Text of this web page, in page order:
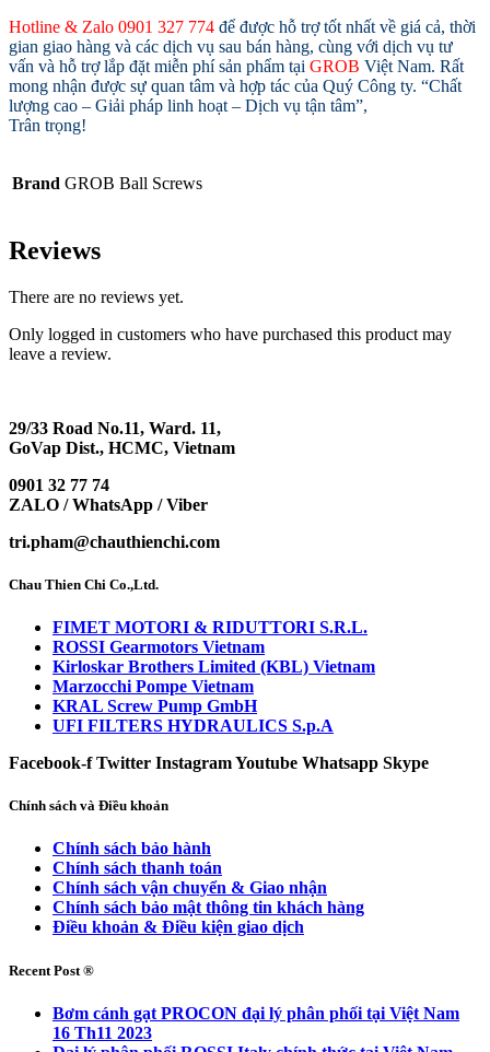
Hotline & Zalo 0901 327 774 để được hỗ trợ tốt nhất về giá cả, thời
gian giao hàng và các dịch vụ sau bán hàng, cùng với dịch vụ tư
vấn và hỗ trợ lắp đặt miễn phí sản phẩm tại GROB Việt Nam. Rất
mong nhận được sự quan tâm và hợp tác của Quý Công ty. “Chất
lượng cao – Giải pháp linh hoạt – Dịch vụ tận tâm”,
Trân trọng!
Brand GROB Ball Screws
Reviews
There are no reviews yet.
Only logged in customers who have purchased this product may
leave a review.
29/33 Road No.11, Ward. 11,
GoVap Dist., HCMC, Vietnam
0901 32 77 74
ZALO / WhatsApp / Viber
tri.pham@chauthienchi.com
Chau Thien Chi Co.,Ltd.
FIMET MOTORI & RIDUTTORI S.R.L.
ROSSI Gearmotors Vietnam
Kirloskar Brothers Limited (KBL) Vietnam
Marzocchi Pompe Vietnam
KRAL Screw Pump GmbH
UFI FILTERS HYDRAULICS S.p.A
Facebook-f Twitter InstagramYoutube Whatsapp Skype
Chính sách và Điều khoản
Chính sách bảo hành
Chính sách thanh toán
Chính sách vận chuyển & Giao nhận
Chính sách bảo mật thông tin khách hàng
Điều khoản & Điều kiện giao dịch
Recent Post ®
Bơm cánh gạt PROCON đại lý phân phối tại Việt Nam
16 Th11 2023